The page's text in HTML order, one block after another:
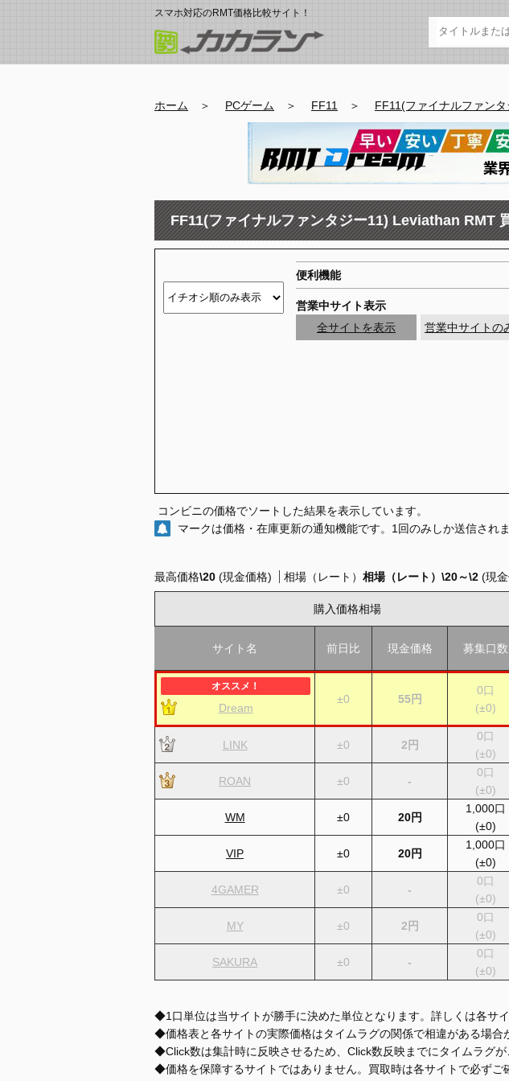
スマホ対応のRMT価格比較サイト！
ホーム ＞ PCゲーム ＞ FF11 ＞ FF11(ファイナルファン
FF11(ファイナルファンタジー11) Leviathan RMT
便利機能
営業中サイト表示
全サイトを表示
営業中サイトの
コンビニの価格でソートした結果を表示しています。
マークは価格・在庫更新の通知機能です。 1回のみしか送信されま
最高価格\20 (現金価格) 相場（レート） 相場（レート） \20～\2 (現
購入価格相場
サイト名 前日比 現金価格 募集口数
Dream
±0 55円
0口
(±0)
LINK ±0 2円
0口
(±0)
ROAN ±0 -
0口
(±0)
WM ±0 20円
1,000口
(±0)
VIP ±0 20円
1,000口
(±0)
4GAMER ±0 -
0口
(±0)
MY ±0 2円
0口
(±0)
SAKURA ±0 -
0口
(±0)
◆1口単位は当サイトが勝手に決めた単位となります。詳しくは各サ
◆価格表と各サイトの実際価格はタイムラグの関係で相違がある場合
◆Click数は集計時に反映させるため、Click数反映までにタイムラグが
◆価格を保障するサイトではありません。買取時は各サイトで必ずご